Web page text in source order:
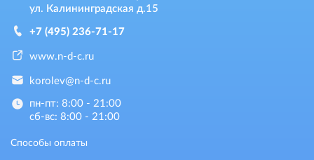
ул. Калининградская д.15
+7 (495) 236-71-17
www.n-d-c.ru
korolev@n-d-c.ru
пн-пт: 8:00 - 21:00
сб-вс: 8:00 - 21:00
Способы оплаты